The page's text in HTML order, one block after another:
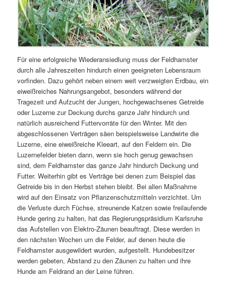
Für eine erfolgreiche Wiederansiedlung muss der Feldhamster
durch alle Jahreszeiten hindurch einen geeigneten Lebensraum
vorfinden. Dazu gehört neben einem weit verzweigten Erdbau, ein
eiweißreiches Nahrungsangebot, besonders während der
Tragezeit und Aufzucht der Jungen, hochgewachsenes Getreide
oder Luzerne zur Deckung durchs ganze Jahr hindurch und
natürlich ausreichend Futtervorräte für den Winter. Mit den
abgeschlossenen Verträgen säen beispielsweise Landwirte die
Luzerne, eine eiweißreiche Kleeart, auf den Feldern ein. Die
Luzernefelder bieten dann, wenn sie hoch genug gewachsen
sind, dem Feldhamster das ganze Jahr hindurch Deckung und
Futter. Weiterhin gibt es Verträge bei denen zum Beispiel das
Getreide bis in den Herbst stehen bleibt. Bei allen Maßnahme
wird auf den Einsatz von Pflanzenschutzmitteln verzichtet. Um
die Verluste durch Füchse, streunende Katzen sowie freilaufende
Hunde gering zu halten, hat das Regierungspräsidium Karlsruhe
das Aufstellen von Elektro-Zäunen beauftragt. Diese werden in
den nächsten Wochen um die Felder, auf denen heute die
Feldhamster ausgewildert wurden, aufgestellt. Hundebesitzer
werden gebeten, Abstand zu den Zäunen zu halten und ihre
Hunde am Feldrand an der Leine führen.